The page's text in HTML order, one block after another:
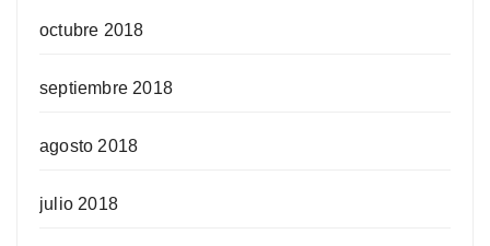
octubre 2018
septiembre 2018
agosto 2018
julio 2018